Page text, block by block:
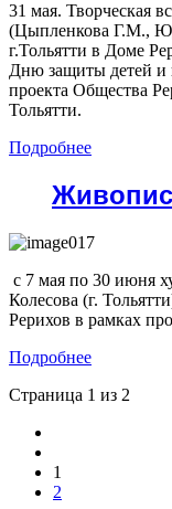
31 мая. Творческая
(Цыпленкова Г.М.,
г.Тольятти в Доме
Дню защиты детей и
проекта Общества
Тольятти.
Подробнее
с 7 мая по 30 июня
Колесова (г.
Рерихов в рамках
Подробнее
Страница 1 из 2
1
2